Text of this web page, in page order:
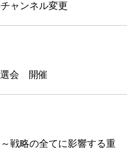
ャンネル変更
選会 開催
戦略の全てに影響する重